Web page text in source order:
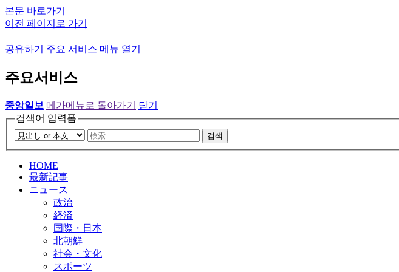
본문 바로가기
이전 페이지로 가기
공유하기 주요 서비스 메뉴 열기
주요서비스
중앙일보 메가메뉴로 돌아가기
닫기
검색어 입력폼
검색
HOME
最新記事
ニュース
政治
経済
国際・日本
北朝鮮
社会・文化
スポーツ